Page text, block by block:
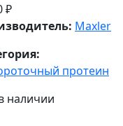
₽
Maxler
протеин
наличии